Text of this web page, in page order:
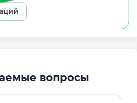
вопросы